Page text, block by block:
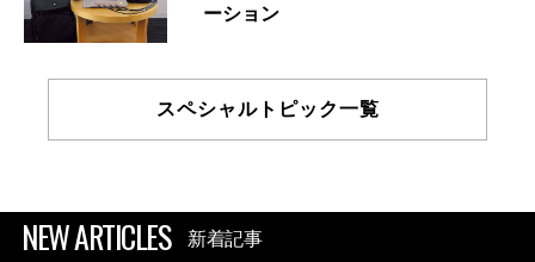
ーション
スペシャルトピック一覧
NEW ARTICLES 新着記事